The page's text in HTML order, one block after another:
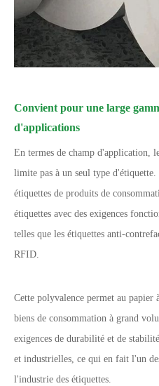
Convient pour une large
d'applications
En termes de champ d'application,
limite pas à un seul type
étiquettes de produits de
étiquettes avec des exigences
telles que les étiquettes anti-
RFID.
Cette polyvalence permet au papier
biens de consommation à grand
exigences de durabilité et de
et industrielles, ce qui en fait l'un
l'industrie des étiquettes.